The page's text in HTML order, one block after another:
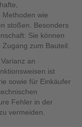
Methoden wie
stoßen. Besonders
Sie können
Zugang zum Bauteil.
an
ist
sowie für Einkäufer
Fehler in der
vermeiden.